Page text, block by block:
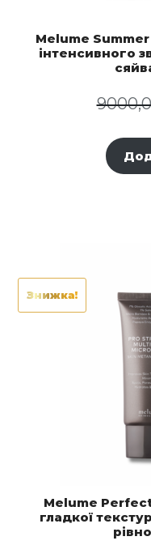
Melume
інтенсивного
Знижка!
Melume
гладкої